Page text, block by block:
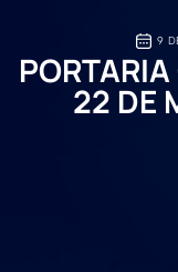
9
22 DE